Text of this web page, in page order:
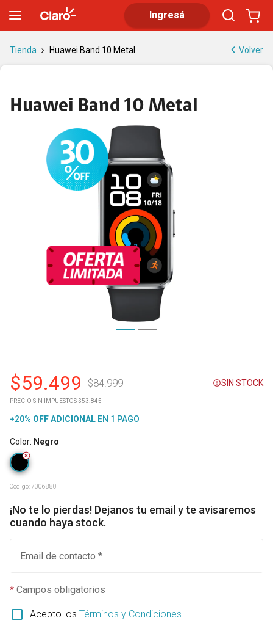
Ingresá
Tienda Huawei Band 10 Metal Volver
Huawei Band 10 Metal
$59.499 $84.999 SIN STOCK
PRECIO SIN IMPUESTOS $53.845
+20% OFFADICIONAL EN 1 PAGO
Color: Negro
Código:7006880
¡No te lo pierdas! Dejanos tu email y te avisaremos
cuando haya stock.
Email de contacto *
* Campos obligatorios
Acepto los Términos y Condiciones.
Huawei Band 10 Metal: diseño metálico y batería 14 días